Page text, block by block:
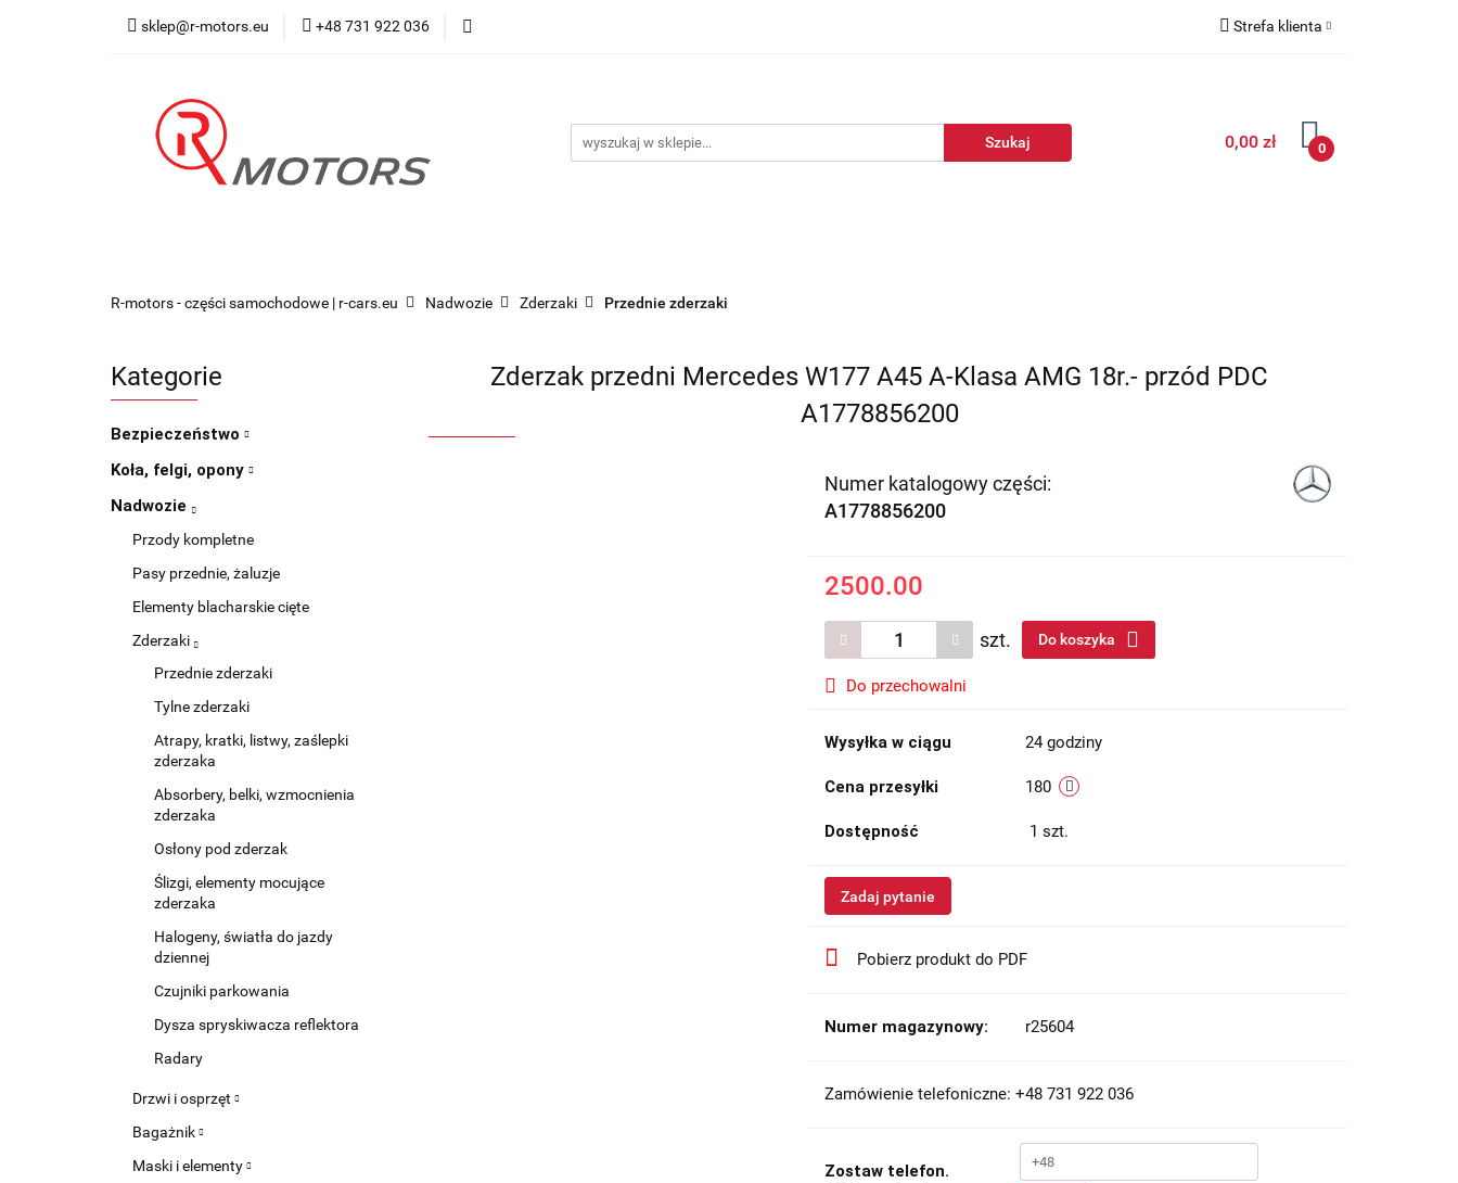
sklep@r-motors.eu +48 731 922 036 Strefa klienta
Dodaj zgłoszenie
0,00 zł 0
R-motors - części samochodowe | r-cars.eu Nadwozie Zderzaki Przednie zderzaki
Kategorie
Bezpieczeństwo
Koła, felgi, opony
Nadwozie
Przody kompletne
Pasy przednie, żaluzje
Elementy blacharskie cięte
Zderzaki
Przednie zderzaki
Tylne zderzaki
Atrapy, kratki, listwy, zaślepki
zderzaka
Absorbery, belki, wzmocnienia
zderzaka
Osłony pod zderzak
Ślizgi, elementy mocujące
zderzaka
Halogeny, światła do jazdy
dziennej
Czujniki parkowania
Dysza spryskiwacza reflektora
Radary
Drzwi i osprzęt
Bagażnik
Maski i elementy
Zderzak przedni Mercedes W177 A45 A-Klasa AMG 18r.- przód PDC
A1778856200
Numer katalogowy części:
A1778856200
2500.00
szt. Do koszyka
Do przechowalni
Wysyłka w ciągu 24 godziny
Cena przesyłki 180
Dostępność 1 szt.
Zadaj pytanie
Pobierz produkt do PDF
Numer magazynowy: r25604
Zamówienie telefoniczne: +48 731 922 036
Zostaw telefon.